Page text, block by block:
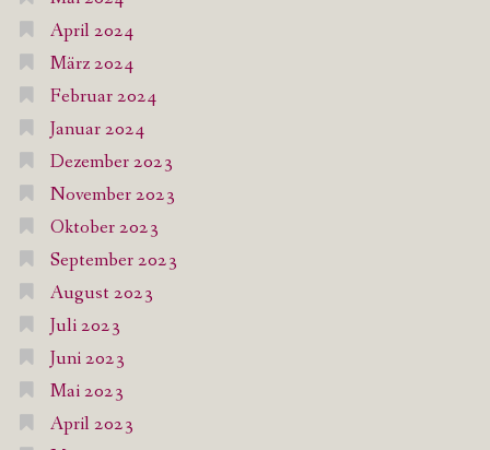
April 2024
März 2024
Februar 2024
Januar 2024
Dezember 2023
November 2023
Oktober 2023
September 2023
August 2023
Juli 2023
Juni 2023
Mai 2023
April 2023